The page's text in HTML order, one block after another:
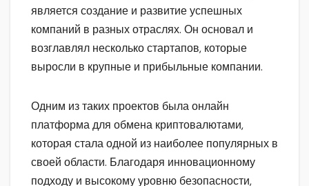
является создание и развитие успешных
компаний в разных отраслях. Он основал и
возглавлял несколько стартапов, которые
выросли в крупные и прибыльные компании.
Одним из таких проектов была онлайн
платформа для обмена криптовалютами,
которая стала одной из наиболее популярных в
своей области. Благодаря инновационному
подходу и высокому уровню безопасности,